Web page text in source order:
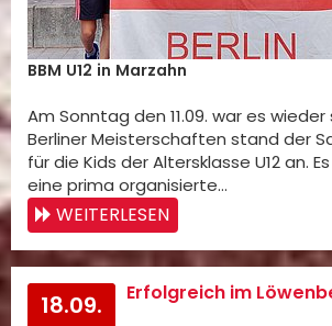
BBM U12 in Marzahn
Am Sonntag den 11.09. war es
Berliner Meisterschaften stand der
für die Kids der Altersklasse U12 an.
eine prima organisierte…
WEITERLESEN
18.09. Erfolgreich im